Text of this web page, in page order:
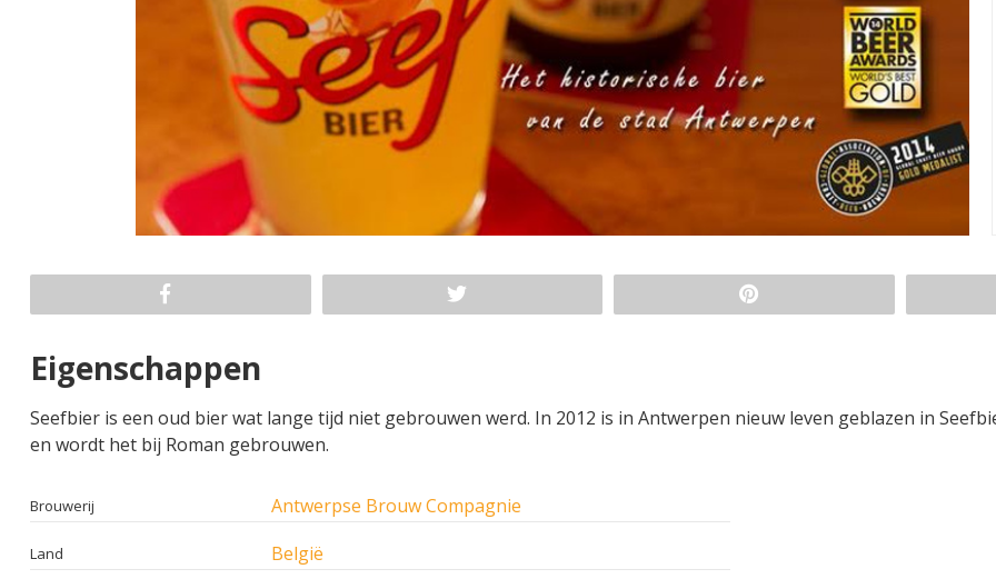
Eigenschappen
Seefbier is een oud bier wat lange tijd niet gebrouwen werd. In 2012 is in Antwerpen nieuw leven geblazen in
en wordt het bij Roman gebrouwen.
Brouwerij Antwerpse Brouw Compagnie
Land België